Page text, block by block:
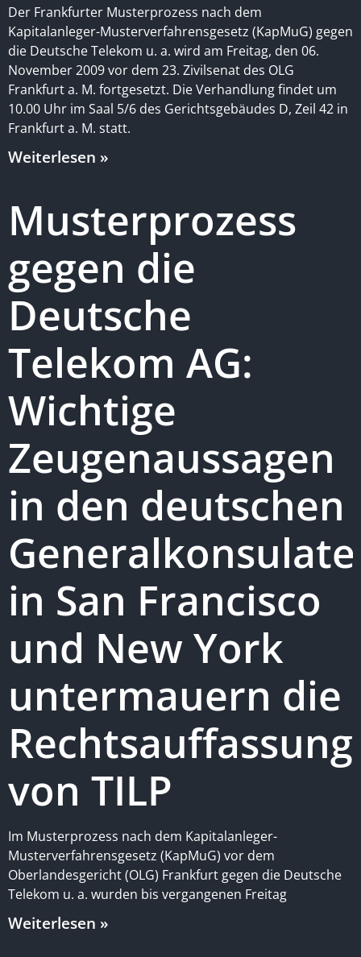
Der Frankfurter Musterprozess nach dem
Kapitalanleger-Musterverfahrensgesetz (KapMuG) gegen
die Deutsche Telekom u. a. wird am Freitag, den 06.
November 2009 vor dem 23. Zivilsenat des OLG
Frankfurt a. M. fortgesetzt. Die Verhandlung findet um
10.00 Uhr im Saal 5/6 des Gerichtsgebäudes D, Zeil 42 in
Frankfurt a. M. statt.
Weiterlesen »
Musterprozess
gegen die
Deutsche
Telekom AG:
Wichtige
Zeugenaussagen
in den deutschen
in San Francisco
und New York
untermauern die
Rechtsauffassung
von TILP
Im Musterprozess nach dem Kapitalanleger-
Musterverfahrensgesetz (KapMuG) vor dem
Oberlandesgericht (OLG) Frankfurt gegen die Deutsche
Telekom u. a. wurden bis vergangenen Freitag
Weiterlesen »